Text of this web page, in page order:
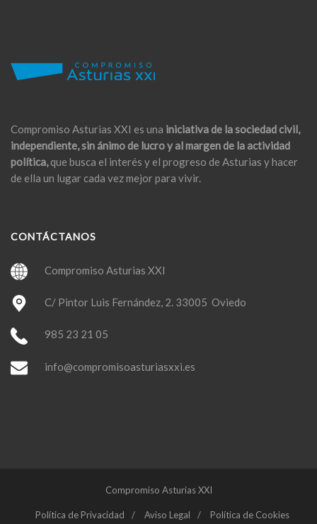
Compromiso Asturias XXI es una iniciativa de la sociedad civil,
independiente, sin ánimo de lucro y al margen de la actividad
política,que busca el interés y el progreso de Asturias y hacer
de ella un lugar cada vez mejor para vivir.
CONTÁCTANOS
Compromiso Asturias XXI
C/ Pintor Luis Fernández, 2. 33005 Oviedo
985 23 21 05
info@compromisoasturiasxxi.es
Compromiso Asturias XXI
Política de Privacidad Aviso Legal Política de Cookies